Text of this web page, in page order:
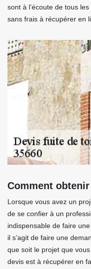
sont à l’écoute de tous
sans frais à récupérer en
Comment
Lorsque vous avez un
de se confier à un
indispensable de faire
il s’agit de faire une
que soit le projet que
devis est à récupérer en